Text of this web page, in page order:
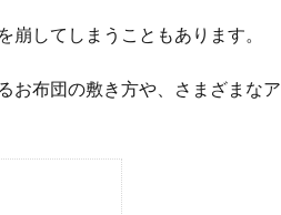
してしまうこともあります。
お布団の敷き方や、さまざまな